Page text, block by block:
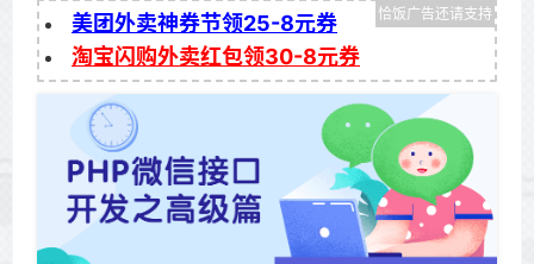
美团外卖神券节领25-8元券
淘宝闪购外卖红包领30-8元券